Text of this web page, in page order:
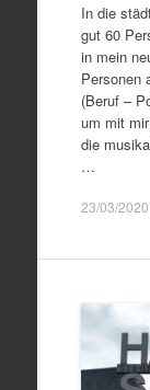
In die
gut 60
in mein
Personen
(Beruf –
um mit
die
…
23/03/2020